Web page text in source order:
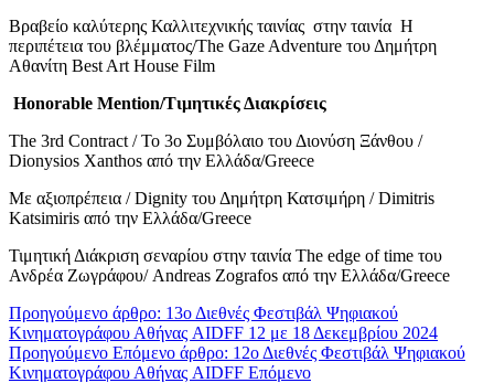
Βραβείο καλύτερης Καλλιτεχνικής ταινίας στην ταινία Η
περιπέτεια του βλέμματος/The Gaze Adventure του Δημήτρη
Αθανίτη Best Art House Film
Honorable Mention/Τιμητικές Διακρίσεις
The 3rd Contract / Το 3ο Συμβόλαιο του Διονύση Ξάνθου /
Dionysios Xanthos από την Ελλάδα/Greece
Με αξιοπρέπεια / Dignity του Δημήτρη Κατσιμήρη / Dimitris
Katsimiris από την Ελλάδα/Greece
Τιμητική Διάκριση σεναρίου στην ταινία The edge of time του
Ανδρέα Ζωγράφου/ Andreas Zografos από την Ελλάδα/Greece
Προηγούμενο άρθρο: 13ο Διεθνές Φεστιβάλ Ψηφιακού
Κινηματογράφου Αθήνας AIDFF 12 με 18 Δεκεμβρίου 2024
Προηγούμενο Επόμενο άρθρο: 12ο Διεθνές Φεστιβάλ Ψηφιακού
Κινηματογράφου Αθήνας AIDFF Επόμενο